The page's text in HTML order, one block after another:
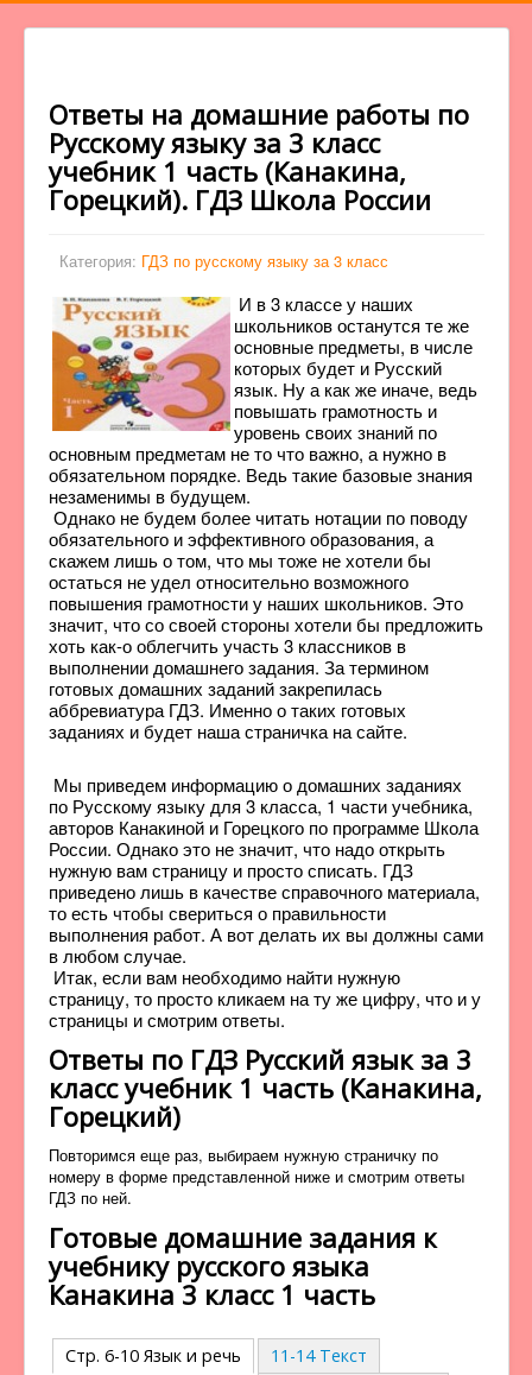
Ответы на домашние работы по
Русскому языку за 3 класс
учебник 1 часть (Канакина,
Горецкий). ГДЗ Школа России
Категория: ГДЗ по русскому языку за 3 класс
И в 3 классе у наших
школьников останутся те же
основные предметы, в числе
которых будет и Русский
язык. Ну а как же иначе, ведь
повышать грамотность и
уровень своих знаний по
основным предметам не то что важно, а нужно в
обязательном порядке. Ведь такие базовые знания
незаменимы в будущем.
Однако не будем более читать нотации по поводу
обязательного и эффективного образования, а
скажем лишь о том, что мы тоже не хотели бы
остаться не удел относительно возможного
повышения грамотности у наших школьников. Это
значит, что со своей стороны хотели бы предложить
хоть как-о облегчить участь 3 классников в
выполнении домашнего задания. За термином
готовых домашних заданий закрепилась
аббревиатура ГДЗ. Именно о таких готовых
заданиях и будет наша страничка на сайте.
Мы приведем информацию о домашних заданиях
по Русскому языку для 3 класса, 1 части учебника,
авторов Канакиной и Горецкого по программе Школа
России. Однако это не значит, что надо открыть
нужную вам страницу и просто списать. ГДЗ
приведено лишь в качестве справочного материала,
то есть чтобы свериться о правильности
выполнения работ. А вот делать их вы должны сами
в любом случае.
Итак, если вам необходимо найти нужную
страницу, то просто кликаем на ту же цифру, что и у
страницы и смотрим ответы.
Ответы по ГДЗ Русский язык за 3
класс учебник 1 часть (Канакина,
Горецкий)
Повторимся еще раз, выбираем нужную страничку по
номеру в форме представленной ниже и смотрим ответы
ГДЗ по ней.
Готовые домашние задания к
учебнику русского языка
Канакина 3 класс 1 часть
Стр. 6-10 Язык и речь
11-14 Текст